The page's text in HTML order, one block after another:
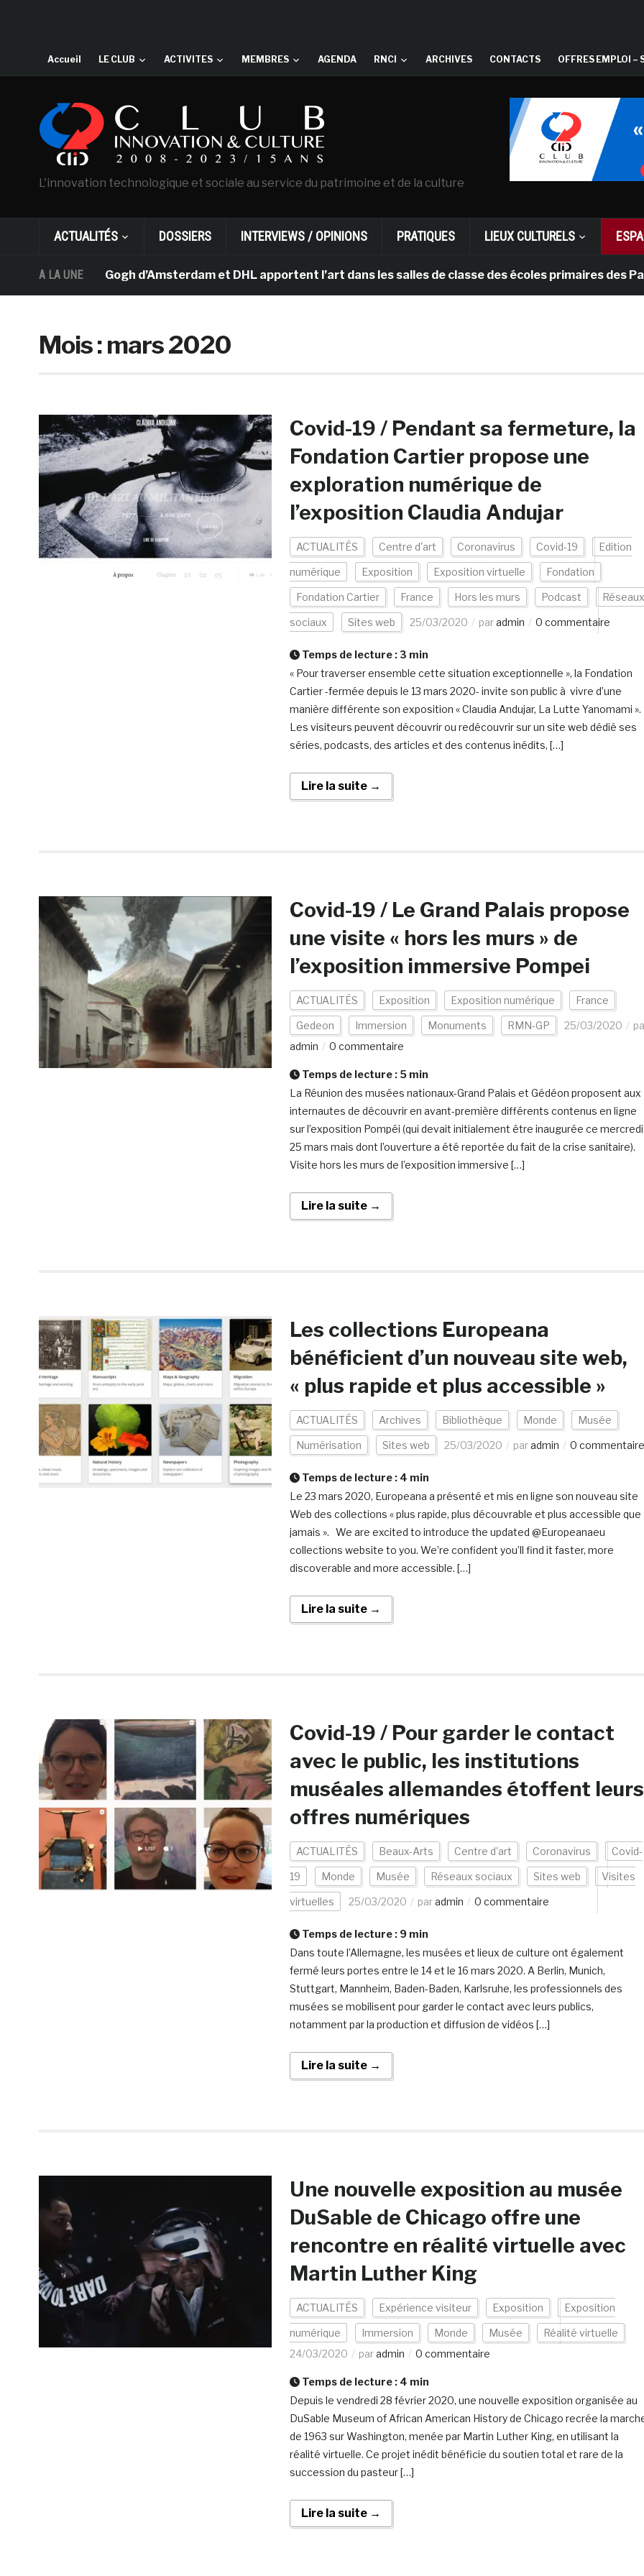
Accueil LE CLUB ACTIVITES MEMBRES AGENDA RNCI ARCHIVES CONTACTS OFFRES EMPLOI –
L'innovation technologique et sociale au service du patrimoine et de la culture
ACTUALITÉS DOSSIERS INTERVIEWS / OPINIONS PRATIQUES LIEUX CULTURELS
A LA UNE
Van Gogh d’Amsterdam et DHL apportent l’art dans les salles de classe des écoles primaires des Pays-bas
Mois :mars 2020
Covid-19 / Pendant sa fermeture, la
Fondation Cartier propose une
exploration numérique de
l’exposition Claudia Andujar
ACTUALITÉS Centre d'art Coronavirus Covid-19 Edition
numérique Exposition Exposition virtuelle Fondation
Fondation Cartier France Hors les murs Podcast Réseaux
sociaux Sites web 25/03/2020 paradmin 0 commentaire
Temps de lecture : 3 min
« Pour traverser ensemble cette situation exceptionnelle », la Fondation
Cartier -fermée depuis le 13 mars 2020- invite son public à vivre d’une
manière différente son exposition « Claudia Andujar, La Lutte Yanomami ».
Les visiteurs peuvent découvrir ou redécouvrir sur un site web dédié ses
séries, podcasts, des articles et des contenus inédits, […]
Lire la suite →
Covid-19 / Le Grand Palais propose
une visite « hors les murs » de
l’exposition immersive Pompei
ACTUALITÉS Exposition Exposition numérique France
Gedeon Immersion Monuments RMN-GP 25/03/2020
admin
0 commentaire
Temps de lecture : 5 min
La Réunion des musées nationaux-Grand Palais et Gédéon proposent aux
internautes de découvrir en avant-première différents contenus en ligne
sur l’exposition Pompéi (qui devait initialement être inaugurée ce mercredi
25 mars mais dont l’ouverture a été reportée du fait de la crise sanitaire).
Visite hors les murs de l’exposition immersive […]
Lire la suite →
Les collections Europeana
bénéficient d’un nouveau site web,
« plus rapide et plus accessible »
ACTUALITÉS Archives Bibliothèque Monde Musée
Numérisation Sites web 25/03/2020 paradmin 0 commentaire
Temps de lecture : 4 min
Le 23 mars 2020, Europeana a présenté et mis en ligne son nouveau site
Web des collections « plus rapide, plus découvrable et plus accessible que
jamais ». We are excited to introduce the updated @Europeanaeu
collections website to you. We’re confident you’ll find it faster, more
discoverable and more accessible. […]
Lire la suite →
Covid-19 / Pour garder le contact
avec le public, les institutions
muséales allemandes étoffent leurs
offres numériques
ACTUALITÉS Beaux-Arts Centre d'art Coronavirus Covid-
19 Monde Musée Réseaux sociaux Sites web Visites
virtuelles 25/03/2020 paradmin 0 commentaire
Temps de lecture : 9 min
Dans toute l’Allemagne, les musées et lieux de culture ont également
fermé leurs portes entre le 14 et le 16 mars 2020. A Berlin, Munich,
Stuttgart, Mannheim, Baden-Baden, Karlsruhe, les professionnels des
musées se mobilisent pour garder le contact avec leurs publics,
notamment par la production et diffusion de vidéos […]
Lire la suite →
Une nouvelle exposition au musée
DuSable de Chicago offre une
rencontre en réalité virtuelle avec
Martin Luther King
ACTUALITÉS Expérience visiteur Exposition Exposition
numérique Immersion Monde Musée
Réalité virtuelle
24/03/2020
paradmin 0 commentaire
Temps de lecture : 4 min
Depuis le vendredi 28 février 2020, une nouvelle exposition organisée au
DuSable Museum of African American History de Chicago recrée la
de 1963 sur Washington, menée par Martin Luther King, en utilisant la
réalité virtuelle. Ce projet inédit bénéficie du soutien total et rare de la
succession du pasteur […]
Lire la suite →